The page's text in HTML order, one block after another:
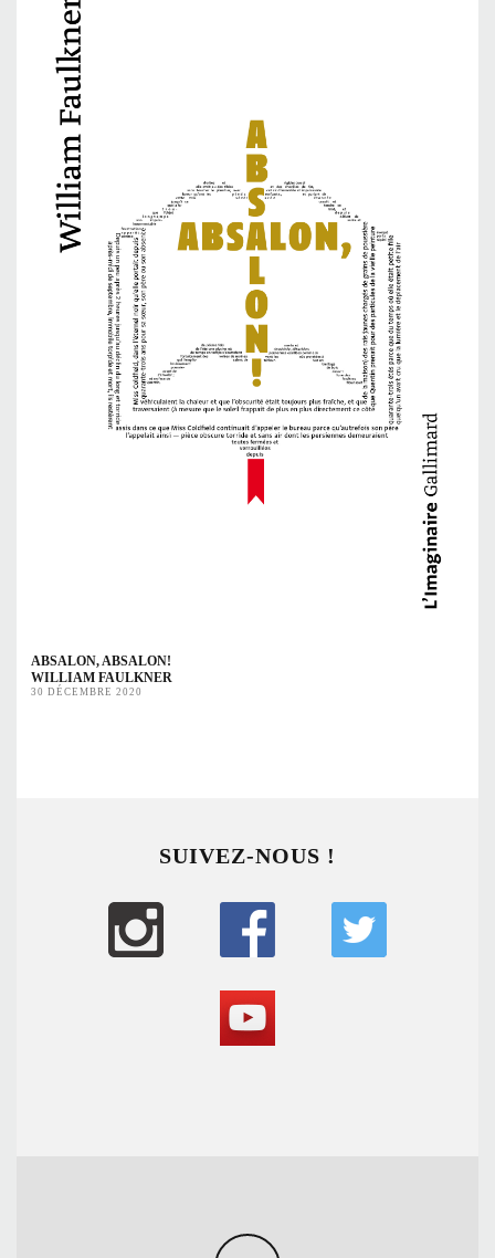
ABSALON, ABSALON!
WILLIAM FAULKNER
30 DÉCEMBRE 2020
SUIVEZ-NOUS !